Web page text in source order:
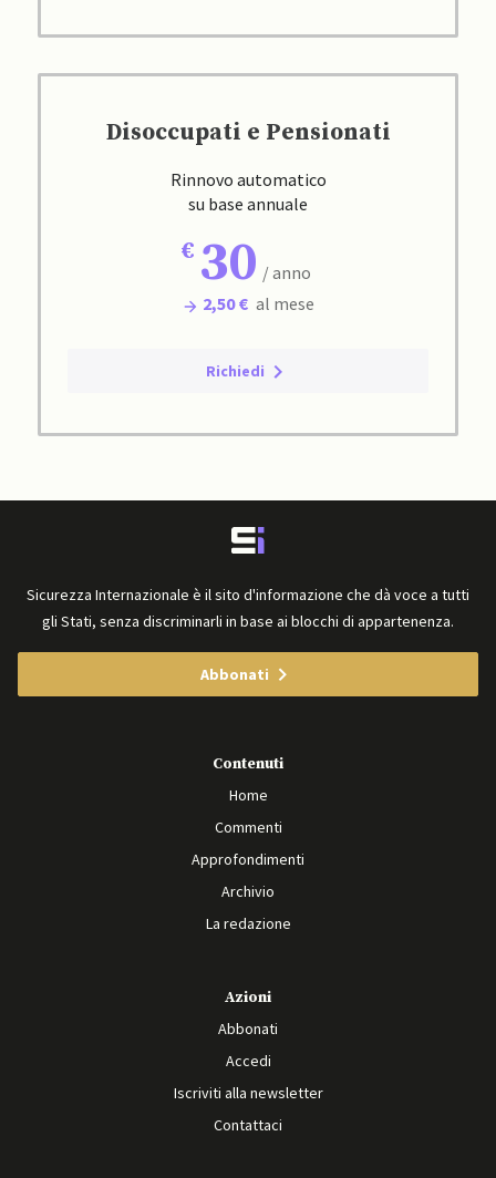
Disoccupati e Pensionati
Rinnovo automatico
su base annuale
30 / anno
2,50 € al mese
Richiedi
Sicurezza Internazionale è il sito d'informazione che dà voce a tutti
gli Stati, senza discriminarli in base ai blocchi di appartenenza.
Abbonati
Contenuti
Home
Commenti
Approfondimenti
Archivio
La redazione
Azioni
Abbonati
Accedi
Iscriviti alla newsletter
Contattaci